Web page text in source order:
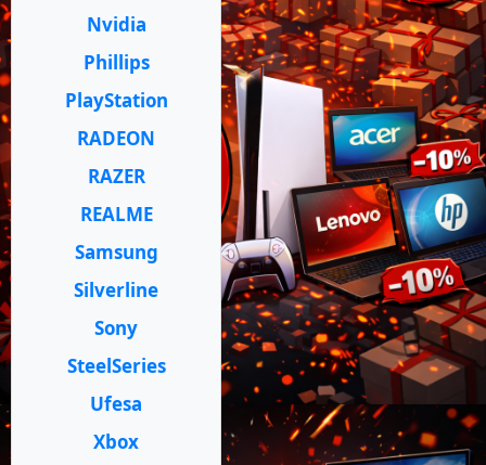
Nvidia
Phillips
PlayStation
RADEON
RAZER
REALME
Samsung
Silverline
Sony
SteelSeries
Ufesa
Xbox